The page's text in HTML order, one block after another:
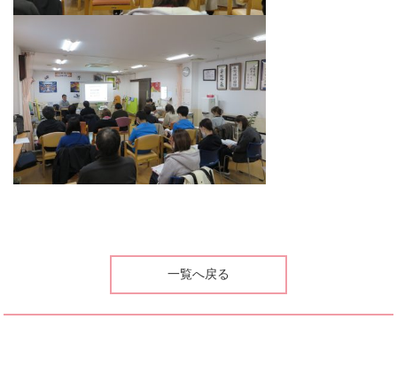
一覧へ戻る